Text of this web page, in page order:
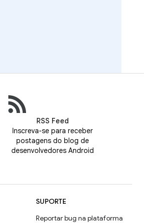
RSS Feed
Inscreva-se para receber
postagens do blog de
desenvolvedores Android
SUPORTE
Reportar bug na plataforma